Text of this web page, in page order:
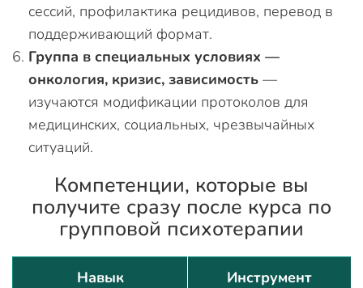
сессий, профилактика рецидивов, перевод в
поддерживающий формат.
Группа в специальных условиях —
онкология, кризис, зависимость —
изучаются модификации протоколов для
медицинских, социальных, чрезвычайных
ситуаций.
Компетенции, которые вы
получите сразу после курса по
групповой психотерапии
Навык Инструмент